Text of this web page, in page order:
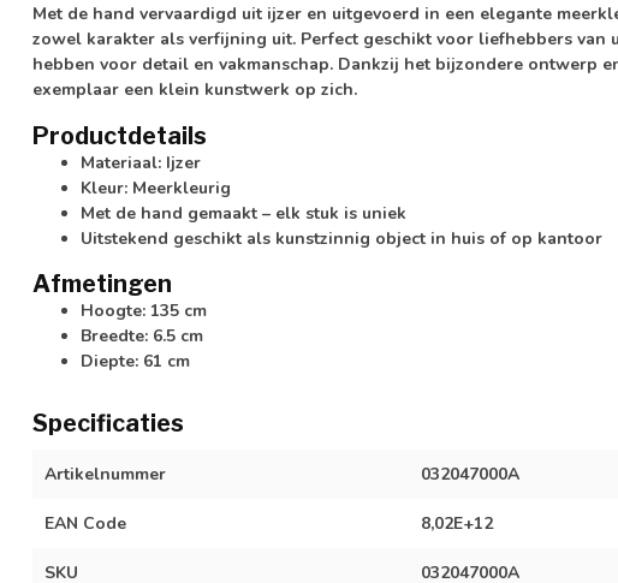
Met de hand vervaardigd uit ijzer en uitgevoerd in een elegante
zowel karakter als verfijning uit. Perfect geschikt voor liefhebbers van
hebben voor detail en vakmanschap. Dankzij het bijzondere ontwerp
exemplaar een klein kunstwerk op zich.
Productdetails
Materiaal: Ijzer
Kleur: Meerkleurig
Met de hand gemaakt – elk stuk is uniek
Uitstekend geschikt als kunstzinnig object in huis of op kantoor
Afmetingen
Hoogte: 135 cm
Breedte: 6.5 cm
Diepte: 61 cm
Specificaties
Artikelnummer 032047000A
EAN Code 8,02E+12
SKU 032047000A